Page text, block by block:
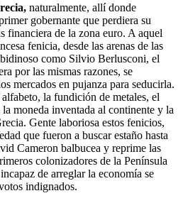
naturalmente, allí donde
gobernante que perdiera su
financiera de la zona euro. A aquel
fenicia, desde las arenas de las
como Silvio Berlusconi, el
por las mismas razones, se
mercados en pujanza para seducirla.
la fundición de metales, el
moneda inventada al continente y la
Gente laboriosa estos fenicios,
que fueron a buscar estaño hasta
Cameron balbucea y reprime las
colonizadores de la Península
de arreglar la economía se
indignados.